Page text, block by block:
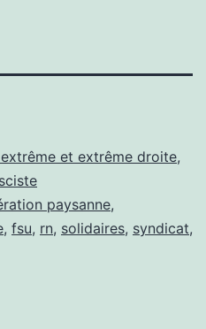
et extrême droite,
paysanne,
, fsu, rn, solidaires, syndicat,